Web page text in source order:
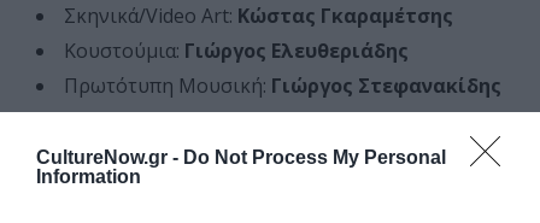
CultureNow.gr - Do Not Process My Personal
Information
Σκηνικά/Video Art: Κώστας Γκαραμέτσης
Κουστούμια: Γιώργος Ελευθεριάδης
Πρωτότυπη Μουσική: Γιώργος Στεφανακίδης
Στίχοι:Γιώργος Καραμίχος, Γιώργος
Στεφανακίδης
Κίνηση:Μαρία Τράκα